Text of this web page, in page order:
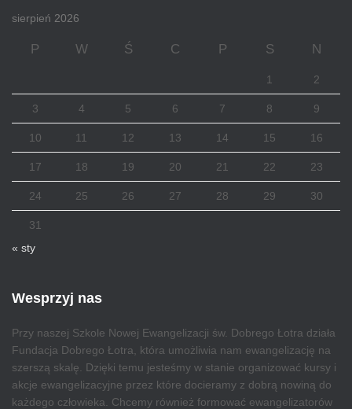
sierpień 2026
P W Ś C P S N
1 2
3 4 5 6 7 8 9
10 11 12 13 14 15 16
17 18 19 20 21 22 23
24 25 26 27 28 29 30
31
« sty
Wesprzyj nas
Przy naszej Szkole Nowej Ewangelizacji św. Dobrego Łotra działa
Fundacja Dobrego Łotra, która umożliwia nam ewangelizację na
szerszą skalę. Dzięki temu jesteśmy w stanie organizować kursy i
akcje ewangelizacyjne przez które docieramy z dobrą nowiną do
każdego człowieka. Chcemy również formować ewangelizatorów